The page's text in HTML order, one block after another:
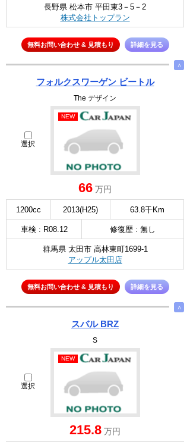
長野県 松本市 平田東3－5－2
株式会社トップラン
無料お問い合わせ & 見積もり 詳細を見る
∧
フォルクスワーゲン ビートル
The デザイン
選択
NEW
66 万円
1200cc 2013(H25) 63.8千Km
車検 : R08.12 修復歴 : 無し
群馬県 太田市 高林東町1699-1
アップル太田店
無料お問い合わせ & 見積もり 詳細を見る
∧
スバル BRZ
S
選択
NEW
215.8 万円